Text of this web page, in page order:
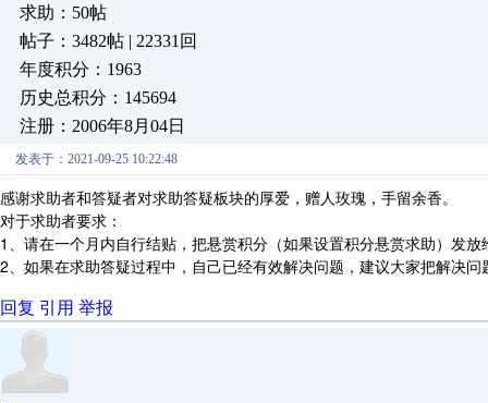
求助：50帖
帖子：3482帖 | 22331回
年度积分：1963
历史总积分：145694
注册：2006年8月04日
发表于：2021-09-25 10:22:48
感谢求助者和答疑者对求助答疑板块的厚爱，赠人玫瑰，手留余香。
对于求助者要求：
1、请在一个月内自行结贴，把悬赏积分（如果设置积分悬赏求助）发放
2、如果在求助答疑过程中，自己已经有效解决问题，建议大家把解决
回复 引用 举报